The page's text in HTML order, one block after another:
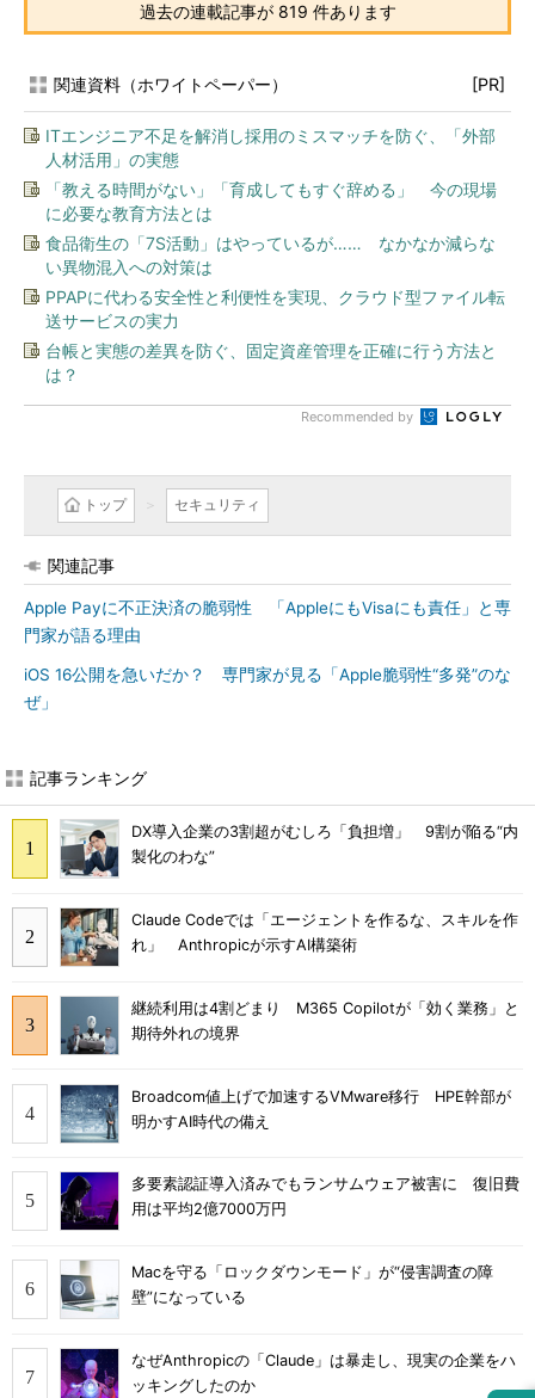
過去の連載記事が 819 件あります
関連資料（ホワイトペーパー） [PR]
ITエンジニア不足を解消し採用のミスマッチを防ぐ、「外部
人材活用」の実態
「教える時間がない」「育成してもすぐ辞める」 今の現場
に必要な教育方法とは
食品衛生の「7S活動」はやっているが…… なかなか減らな
い異物混入への対策は
PPAPに代わる安全性と利便性を実現、クラウド型ファイル転
送サービスの実力
台帳と実態の差異を防ぐ、固定資産管理を正確に行う方法と
は？
Recommended by
トップ セキュリティ
関連記事
Apple Payに不正決済の脆弱性 「AppleにもVisaにも責任」と専
門家が語る理由
iOS 16公開を急いだか？ 専門家が見る「Apple脆弱性“多発”のな
ぜ」
記事ランキング
DX導入企業の3割超がむしろ「負担増」 9割が陥る“内
製化のわな”
Claude Codeでは「エージェントを作るな、スキルを作
れ」 Anthropicが示すAI構築術
継続利用は4割どまり M365 Copilotが「効く業務」と
期待外れの境界
Broadcom値上げで加速するVMware移行 HPE幹部が
明かすAI時代の備え
多要素認証導入済みでもランサムウェア被害に 復旧費
用は平均2億7000万円
Macを守る「ロックダウンモード」が“侵害調査の障
壁”になっている
なぜAnthropicの「Claude」は暴走し、現実の企業をハ
ッキングしたのか